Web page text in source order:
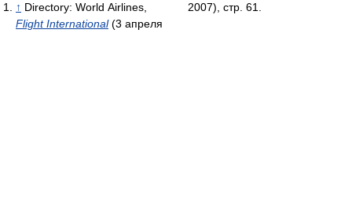
↑ Directory: World Airlines,
Flight International(3 апреля
2007), стр. 61.